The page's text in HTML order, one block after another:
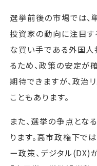
選挙前後の市場では、
投資家の動向に注目す
な買い手である外国
るため、政策の安定が
期待できますが、政治
こともあります。
また、選挙の争点とな
ります。高市政権下で
ー政策、デジタル(DX)